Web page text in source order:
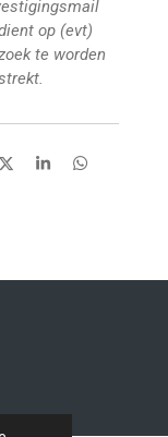
op (evt)
te worden
D
S
D